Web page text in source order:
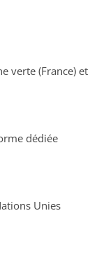
verte (France) et
dédiée
Unies